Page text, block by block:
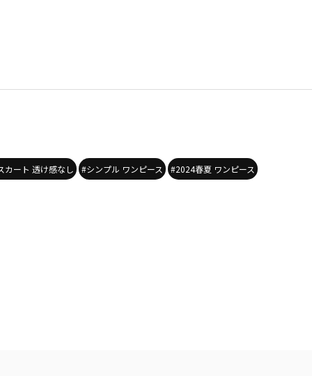
カート 透け感なし #シンプル ワンピース #2024春夏 ワンピース